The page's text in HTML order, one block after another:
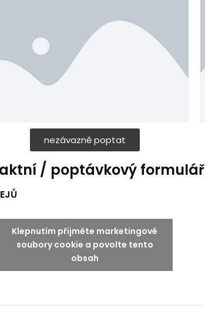
nezávazně poptat
/ poptávkový formulář
Klepnutím přijměte marketingové
soubory cookie a povolte tento
obsah